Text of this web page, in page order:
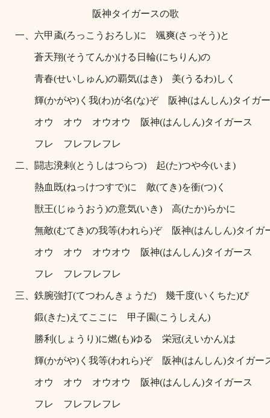
阪神タイガースの歌
一、六甲颪(ろっこうおろし)に 颯爽(さっそう)と
蒼天翔(そうてんか)ける日輪(にちりん)の
青春(せいしゅん)の覇気(はき) 美(うるわ)しく
輝(かがや)く我(わ)が名(な)ぞ 阪神(はんしん)タイガ
オウ オウ オウオウ 阪神(はんしん)タイガース
フレ フレフレフレ
二、闘志溌剌(とうしはつらつ) 起(た)つや今(いま)
熱血既(ねっけつすで)に 敵(てき)を衝(つ)く
獣王(じゅうおう)の意気(いき) 高(たか)らかに
無敵(むてき)の我等(われら)ぞ 阪神(はんしん)タイガ
オウ オウ オウオウ 阪神(はんしん)タイガース
フレ フレフレフレ
三、鉄腕強打(てつわんきょうだ) 幾千度(いくちた)び
鍛(きた)えてここに 甲子園(こうしえん)
勝利(しょうり)に燃(も)ゆる 栄冠(えいかん)は
輝(かがや)く我等(われら)ぞ 阪神(はんしん)タイガー
オウ オウ オウオウ 阪神(はんしん)タイガース
フレ フレフレフレ